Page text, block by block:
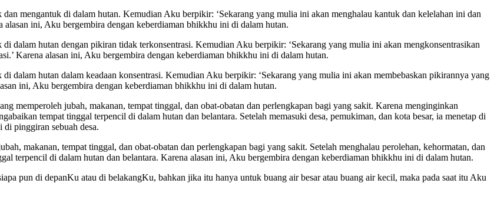
mengantuk di dalam hutan. Kemudian Aku berpikir: ‘Sekarang yang mulia ini akan menghalau kantuk dan kelelahan ini dan
alasan ini, Aku bergembira dengan keberdiaman bhikkhu ini di dalam hutan.
dalam hutan dengan pikiran tidak terkonsentrasi. Kemudian Aku berpikir: ‘Sekarang yang mulia ini akan mengkonsentrasikan
Karena alasan ini, Aku bergembira dengan keberdiaman bhikkhu ini di dalam hutan.
dalam hutan dalam keadaan konsentrasi. Kemudian Aku berpikir: ‘Sekarang yang mulia ini akan membebaskan pikirannya yang
ini, Aku bergembira dengan keberdiaman bhikkhu ini di dalam hutan.
memperoleh jubah, makanan, tempat tinggal, dan obat-obatan dan perlengkapan bagi yang sakit. Karena menginginkan
tempat tinggal terpencil di dalam hutan dan belantara. Setelah memasuki desa, pemukiman, dan kota besar, ia menetap di
pinggiran sebuah desa.
makanan, tempat tinggal, dan obat-obatan dan perlengkapan bagi yang sakit. Setelah menghalau perolehan, kehormatan, dan
terpencil di dalam hutan dan belantara. Karena alasan ini, Aku bergembira dengan keberdiaman bhikkhu ini di dalam hutan.
pun di depanKu atau di belakangKu, bahkan jika itu hanya untuk buang air besar atau buang air kecil, maka pada saat itu Aku